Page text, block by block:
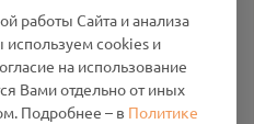
работы Сайта и анализа
cookies и
на использование
Вами отдельно от иных
Подробнее – в Политике